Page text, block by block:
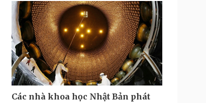
Các nhà khoa học Nhật Bản phát